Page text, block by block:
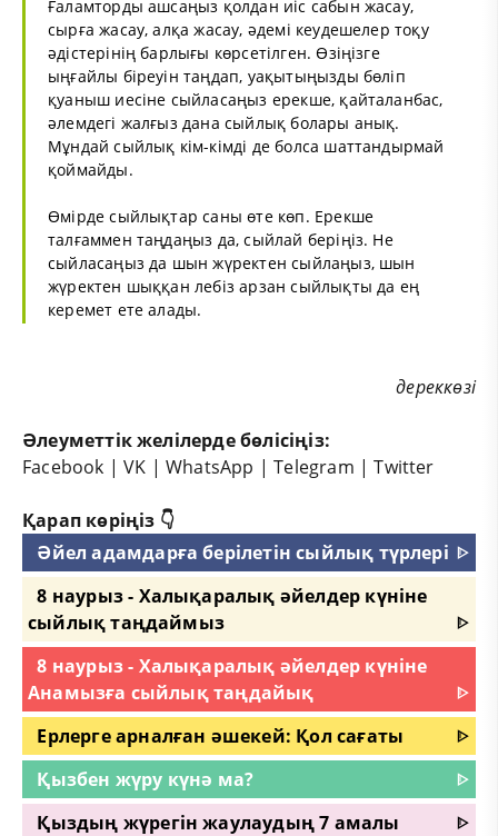
Ғаламторды ашсаңыз қолдан иіс сабын жасау,
сырға жасау, алқа жасау, әдемі кеудешелер тоқу
әдістерінің барлығы көрсетілген. Өзіңізге
ыңғайлы біреуін таңдап, уақытыңызды бөліп
қуаныш иесіне сыйласаңыз ерекше, қайталанбас,
әлемдегі жалғыз дана сыйлық болары анық.
Мұндай сыйлық кім-кімді де болса шаттандырмай
қоймайды.
Өмірде сыйлықтар саны өте көп. Ерекше
талғаммен таңдаңыз да, сыйлай беріңіз. Не
сыйласаңыз да шын жүректен сыйлаңыз, шын
жүректен шыққан лебіз арзан сыйлықты да ең
керемет ете алады.
дереккөзі
Әлеуметтік желілерде бөлісіңіз:
Facebook |VK |WhatsApp |Telegram |Twitter
Қарап көріңіз 👇
Әйел адамдарға берілетін сыйлық түрлері ᐈ
8 наурыз - Халықаралық әйелдер күніне
сыйлық таңдаймыз
ᐈ
8 наурыз - Халықаралық әйелдер күніне
Анамызға сыйлық таңдайық
ᐈ
Ерлерге арналған әшекей: Қол сағаты
ᐈ
Қызбен жүру күнә ма?
ᐈ
Қыздың жүрегін жаулаудың 7 амалы
ᐈ